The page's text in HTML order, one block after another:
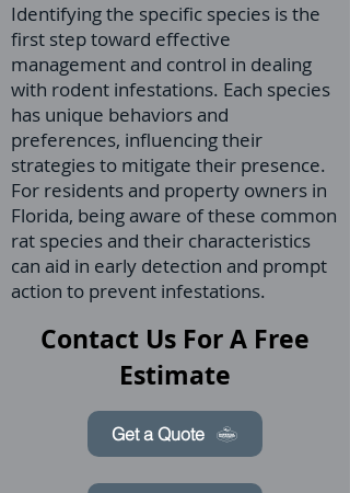
Identifying the specific species is the
first step toward effective
management and control in dealing
with rodent infestations. Each species
has unique behaviors and
preferences, influencing their
strategies to mitigate their presence.
For residents and property owners in
Florida, being aware of these common
rat species and their characteristics
can aid in early detection and prompt
action to prevent infestations.
Get a Quote
Contact Us For A Free
Estimate